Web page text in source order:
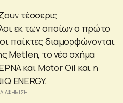
τέσσερις
εκ των οποίων ο πρώτο
παίκτες διαμορφώνονται
Metlen, το νέο σχήμα
και Motor Oil και η
ENERGY.